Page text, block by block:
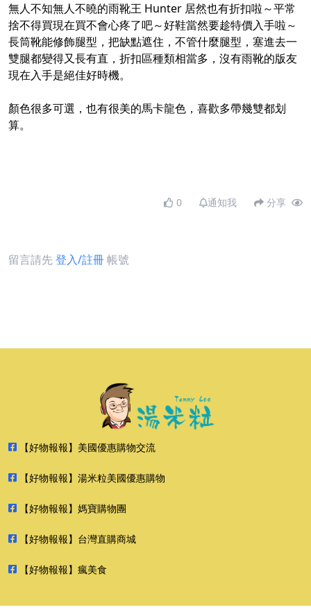
無人不知無人不曉的雨靴王 Hunter 居然也有折扣啦～平常
捨不得買現在買不會心疼了吧～好鞋當然要趁特價入手啦～
長筒靴能修飾腿型，把缺點遮住，不管什麼腿型，塞進去一
雙腿都變得又長有直，折扣區種類相當多，沒有雨靴的版友
現在入手是絕佳好時機。
顏色很多可選，也有很美的馬卡龍色，喜歡多帶幾雙都划
算。
0 通知我 分享
留言請先登入/註冊帳號
【好物報報】美國優惠購物交流
【好物報報】湯米粒美國優惠購物
【好物報報】媽寶購物團
【好物報報】台灣直購商城
【好物報報】瘋美食